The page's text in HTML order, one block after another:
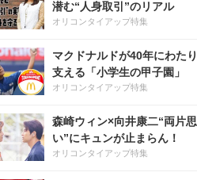
潜む“人身取引”のリアル
オリコンタイアップ特集
マクドナルドが40年にわたり
支える「小学生の甲子園」
オリコンタイアップ特集
森崎ウィン×向井康二“両片思
い”にキュンが止まらん！
オリコンタイアップ特集